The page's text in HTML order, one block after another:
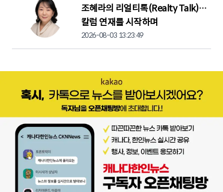
조혜라의 리얼티톡(Realty Talk)…
칼럼 연재를 시작하며
2026-08-03 13:23:49